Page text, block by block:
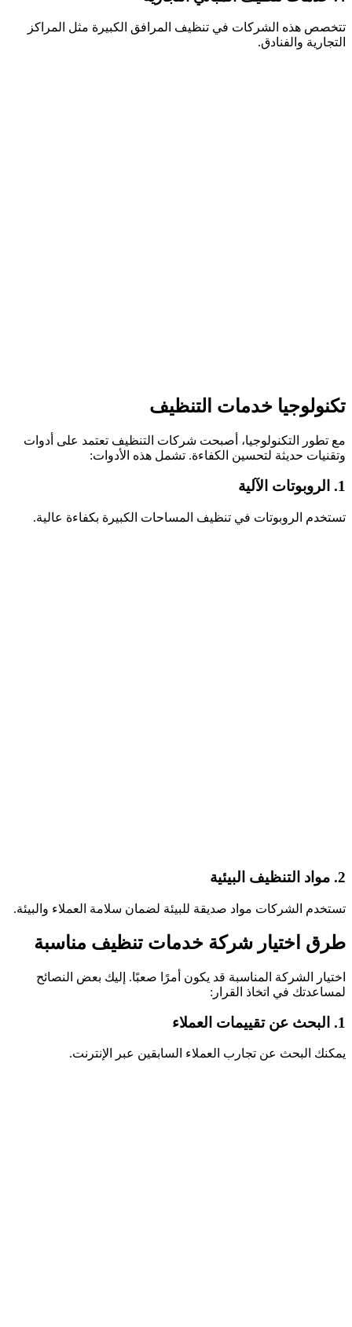
تتخصص هذه الشركات في تنظيف المرافق الكبيرة مثل المراكز
التجارية والفنادق.
تكنولوجيا خدمات التنظيف
مع تطور التكنولوجيا، أصبحت شركات التنظيف تعتمد على أدوات
وتقنيات حديثة لتحسين الكفاءة. تشمل هذه الأدوات:
1. الروبوتات الآلية
تستخدم الروبوتات في تنظيف المساحات الكبيرة بكفاءة عالية.
2. مواد التنظيف البيئية
تستخدم الشركات مواد صديقة للبيئة لضمان سلامة العملاء والبيئة.
طرق اختيار شركة خدمات تنظيف مناسبة
اختيار الشركة المناسبة قد يكون أمرًا صعبًا. إليك بعض النصائح
لمساعدتك في اتخاذ القرار:
1. البحث عن تقييمات العملاء
يمكنك البحث عن تجارب العملاء السابقين عبر الإنترنت.